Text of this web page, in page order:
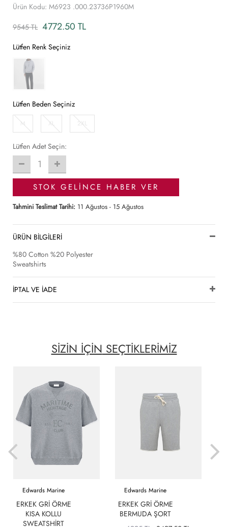
Ürün Kodu: M6923 .000.23736P1960M
9545 TL 4772.50 TL
Lütfen Renk Seçiniz
Lütfen Beden Seçiniz
M XL 2XL
Lütfen Adet Seçin:
1
STOK GELİNCE HABER VER
Tahmini Teslimat Tarihi: 11 Ağustos - 15 Ağustos
ÜRÜN BİLGİLERİ
%80 Cotton %20 Polyester
Sweatshirts
İPTAL VE İADE
SİZİN İÇİN SEÇTİKLERİMİZ
Edwards Marine
ERKEK GRI ÖRME
KISA KOLLU
SWEATSHIRT
Edwards Marine
ERKEK GRI ÖRME
BERMUDA ŞORT